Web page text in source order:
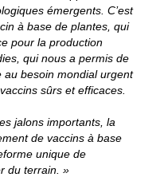
émergents. C’est
à base de plantes, qui
pour la production
qui nous a permis de
besoin mondial urgent
sûrs et efficaces.
jalons importants, la
de vaccins à base
unique de
du terrain. »